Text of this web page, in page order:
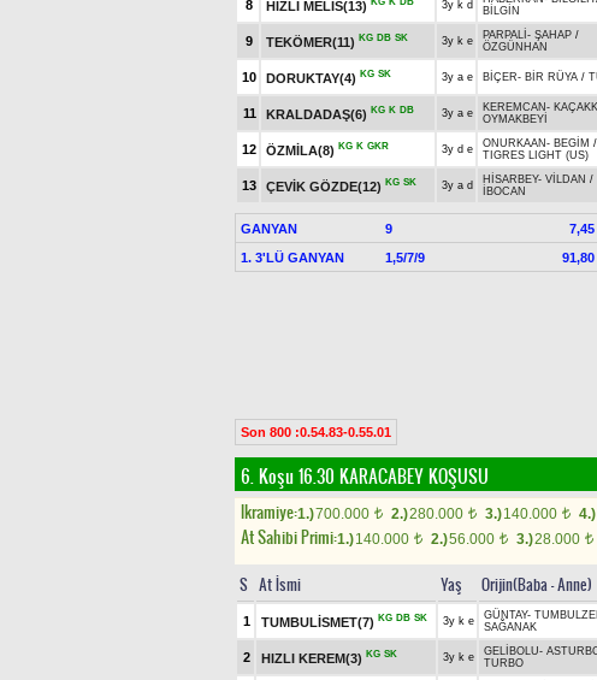
8 HIZLI MELİS(13) 3y k d
BİLGİN
9 TEKÖMER(11) KG DB SK 3y k e PARPALİ - ŞAHAP /
ÖZGÜNHAN
10 DORUKTAY(4) KG SK 3y a e BİÇER- BİR RÜYA /
11 KRALDADAŞ(6) KG K DB 3y a e KEREMCAN -
OYMAKBEYİ
12 ÖZMİLA(8) KG K GKR 3y d e ONURKAAN - BEGİM /
TIGRES LIGHT (US)
13 ÇEVİK GÖZDE(12) KG SK 3y a d HİSARBEY- VİLDAN /
İBOCAN
GANYAN 9
7,45
1. 3'LÜ GANYAN
1,5/7/9 91,80
Son 800 :0.54.83-0.55.01
6. Koşu 16.30 KARACABEY KOŞUSU
Ikramiye:1.)700.000 t 2.)280.000 t 3.)140.000 t 4.)
At Sahibi Primi:1.)140.000 t 2.)56.000 t 3.)28.000 t
S At İsmi Yaş Orijin(Baba - Anne)
1 TUMBULİSMET(7) KG DB SK 3y k e GÜNTAY-
SAĞANAK
2 HIZLI KEREM(3) KG SK 3y k e GELİBOLU-
TURBO